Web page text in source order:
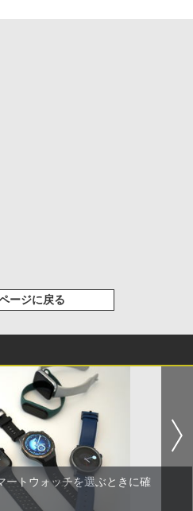
ージに戻る
ートウォッチを選ぶときに確